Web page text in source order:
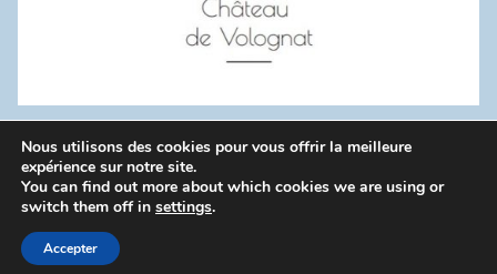
WordPress Theme: Donovan by ThemeZee.
Politique de confidentialité
Nous utilisons des cookies pour vous offrir la meilleure
expérience sur notre site.
You can find out more about which cookies we are using or
switch them off in settings.
Accepter